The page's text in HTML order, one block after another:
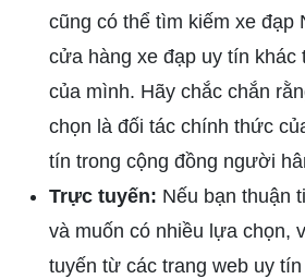
cũng có thể tìm kiếm xe đạp
cửa hàng xe đạp uy tín khác
của mình. Hãy chắc chắn
chọn là đối tác chính thức
tín trong cộng đồng người
Trực tuyến: Nếu bạn thuận
và muốn có nhiều lựa chọn,
tuyến từ các trang web uy